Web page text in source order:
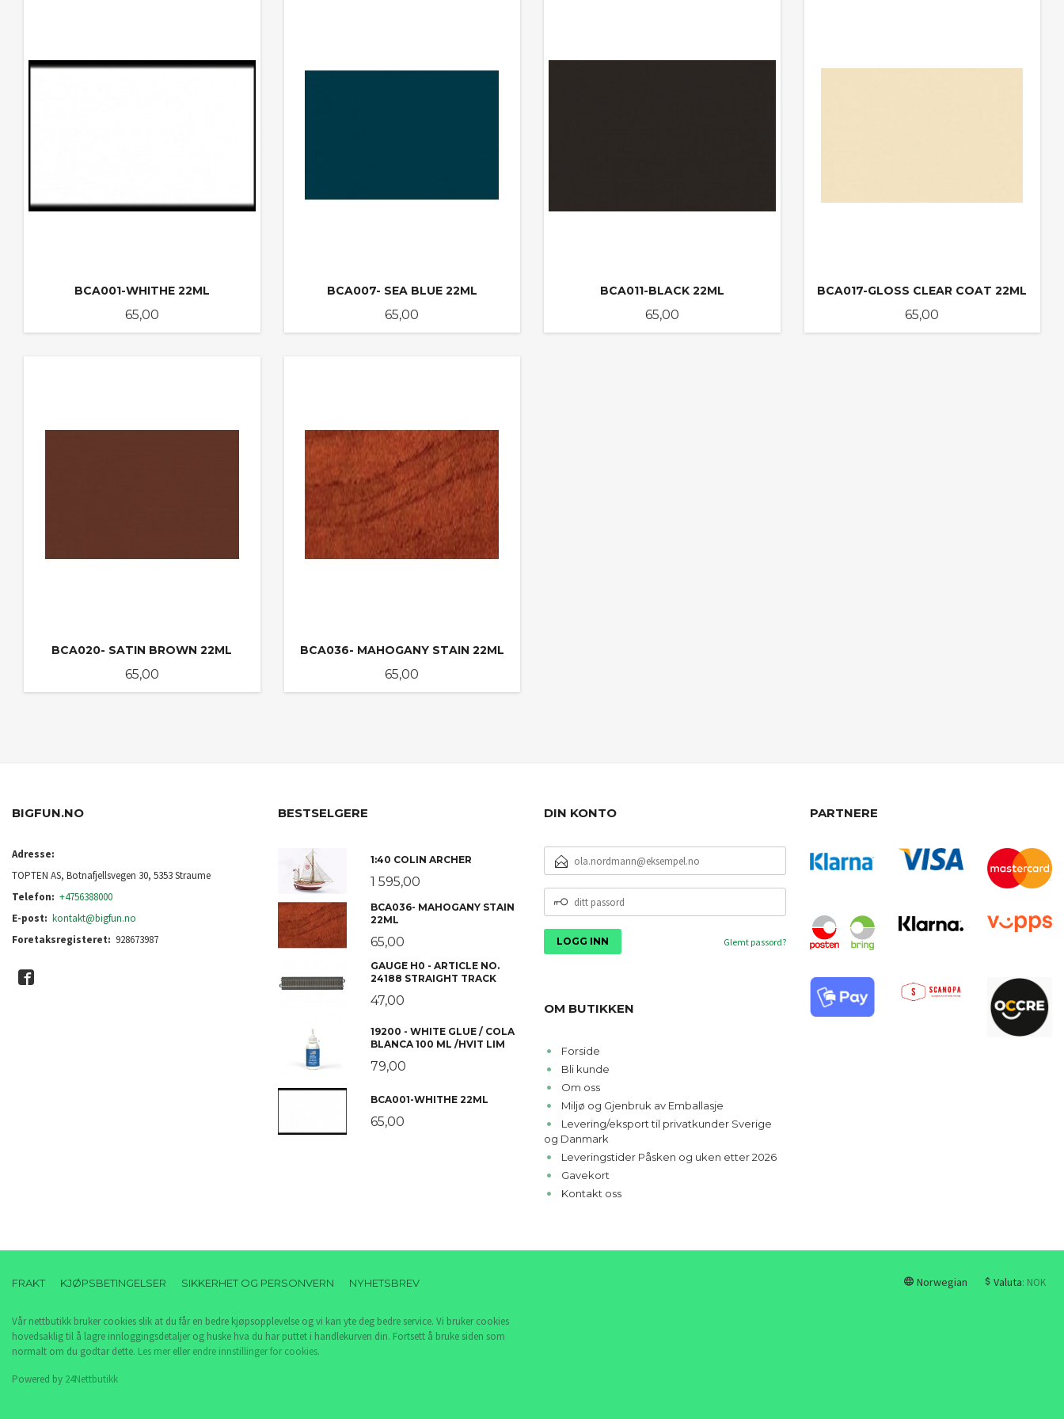
BCA001-WHITHE 22ML
Pris
65,00
BCA007- SEA BLUE 22ML
Pris
65,00
BCA011-BLACK 22ML
Pris
65,00
BCA017-GLOSS CLEAR COAT 22ML
Pris
65,00
BCA020- SATIN BROWN 22ML
Pris
65,00
BCA036- MAHOGANY STAIN 22ML
Pris
65,00
BIGFUN.NO
Adresse:
TOPTEN AS, Botnafjellsvegen 30, 5353 Straume
Telefon: +4756388000
E-post: kontakt@bigfun.no
Foretaksregisteret: 928673987
BESTSELGERE
1:40 COLIN ARCHER
1 595,00
BCA036- MAHOGANY STAIN
22ML
65,00
GAUGE H0 - ARTICLE NO.
24188 STRAIGHT TRACK
47,00
19200 - WHITE GLUE / COLA
BLANCA 100 ML /HVIT LIM
79,00
BCA001-WHITHE 22ML
65,00
DIN KONTO
POSTADRESSE
PASSORD
Glemt passord?
OM BUTIKKEN
Forside
Bli kunde
Om oss
Miljø og Gjenbruk av Emballasje
Levering/eksport til privatkunder Sverige
og Danmark
Leveringstider Påsken og uken etter 2026
Gavekort
Kontakt oss
PARTNERE
Norwegian Valuta: NOK
FRAKT KJØPSBETINGELSER SIKKERHET OG PERSONVERN NYHETSBREV
Vår nettbutikk bruker cookies slik at du får en bedre kjøpsopplevelse og vi kan yte deg bedre service. Vi bruker cookies
hovedsaklig til å lagre innloggingsdetaljer og huske hva du har puttet i handlekurven din. Fortsett å bruke siden som
normalt om du godtar dette. Les merellerendre innstillinger for cookies.
Powered by 24Nettbutikk